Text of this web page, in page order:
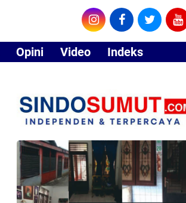
Opini Video Indeks